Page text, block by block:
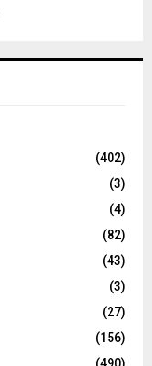
(402)
(3)
(4)
(82)
(43)
(3)
(27)
(156)